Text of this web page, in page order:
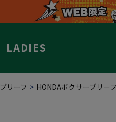
LADIES
ブリーフ HONDAボクサーブリー